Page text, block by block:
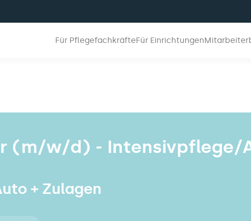
Für PflegefachkräfteFür Einrichtungen
(m/w/d) - Intensivpflege/
+ Zulagen